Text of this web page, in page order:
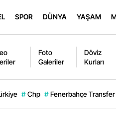
SPOR DÜNYA YAŞAM
Foto
Galeriler
Döviz
Kurları
# Chp # Fenerbahçe